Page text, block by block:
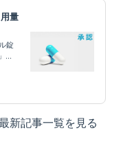
量
錠
...
新記事一覧を見る